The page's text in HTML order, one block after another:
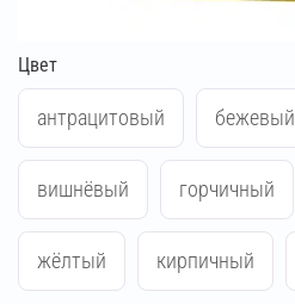
Цвет
антрацитовый бежевый
вишнёвый горчичный
жёлтый кирпичный